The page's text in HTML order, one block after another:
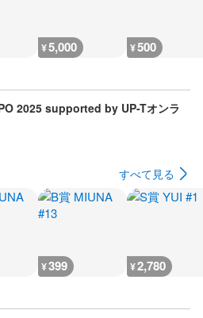
¥5,000 ¥500
2025 supported by UP-Tオンラ
すべて見る
¥399 ¥2,780